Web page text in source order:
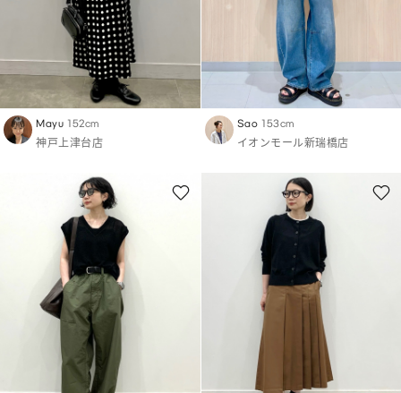
Mayu 152cm
神戸上津台店
Sao 153cm
イオンモール新瑞橋店